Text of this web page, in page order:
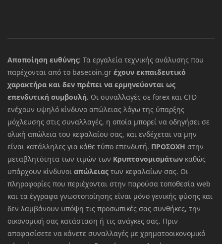
Αποποίηση ευθύνης: Τα εργαλεία τεχνικής ανάλυσης που
παρέχονται από το basecoin.gr έχουν εκπαιδευτικό
χαρακτήρα και δεν πρέπει να ερμηνεύονται ως
επενδυτική συμβουλή. Οι συναλλαγές σε forex και CFD
ενέχουν υψηλό κίνδυνο απώλειας λόγω της ύπαρξης
μόχλευσης στις συναλλαγές, η οποία μπορεί να οδηγήσει σε
ολική απώλεια του κεφαλαίου σας, και ενδέχεται να μην
είναι κατάλληλες για κάθε τύπο επενδυτή. ΠΡΟΣΟΧΗ στην
μεταβλητότητα των τιμών των Κρυπτονομισμάτων καθώς
υπάρχουν κίνδυνοι απώλειας των κεφαλαίων σας. Οι
πληροφορίες που περιέχονται στην παρούσα τοποθεσία web
και τα έγγραφα γνωστοποίησης είναι μόνο γενικής φύσης και
δεν λαμβάνουν υπόψη τις προσωπικές σας συνθήκες, την
οικονομική σας κατάσταση ή τις ανάγκες σας. Πριν
αποφασίσετε να κάνετε συναλλαγές με χρηματοοικονομικό